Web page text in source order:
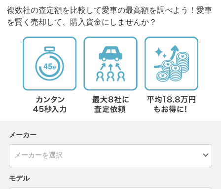
複数社の査定額を比較して愛車の最高額を調べよう！愛車
を賢く売却して、購入資金にしませんか？
メーカー
モデル